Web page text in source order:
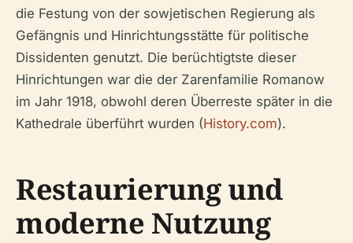
die Festung von der sowjetischen Regierung als
Gefängnis und Hinrichtungsstätte für politische
Dissidenten genutzt. Die berüchtigtste dieser
Hinrichtungen war die der Zarenfamilie Romanow
im Jahr 1918, obwohl deren Überreste später in die
Kathedrale überführt wurden (History.com).
Restaurierung und
moderne Nutzung